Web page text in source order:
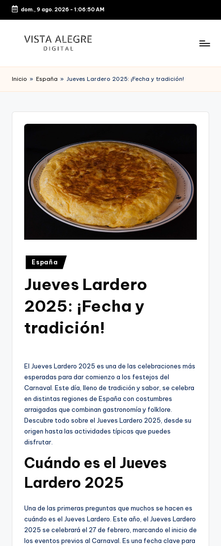
Saltar
contenido
dom., 9 ago. 2026 - 1:06:50 AM
Inicio » España » Jueves Lardero 2025: ¡Fecha y tradición!
Publicado
en
España
Jueves Lardero
2025: ¡Fecha y
tradición!
El Jueves Lardero 2025 es una de las celebraciones más
esperadas para dar comienzo a los festejos del
Carnaval. Este día, lleno de tradición y sabor, se celebra
en distintas regiones de España con costumbres
arraigadas que combinan gastronomía y folklore.
Descubre todo sobre el Jueves Lardero 2025, desde su
origen hasta las actividades típicas que puedes
disfrutar.
Cuándo es el Jueves
Lardero 2025
Una de las primeras preguntas que muchos se hacen es
cuándo es el Jueves Lardero. Este año, el Jueves Lardero
2025 se celebrará el 27 de febrero, marcando el inicio de
los eventos previos al Carnaval. Es una fecha clave para